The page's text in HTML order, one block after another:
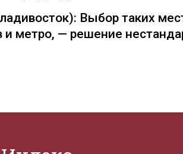
Выбор таких
и метро, — решение